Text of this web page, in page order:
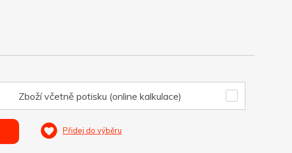
Zboží včetně potisku (online kalkulace)
Přidej do výběru